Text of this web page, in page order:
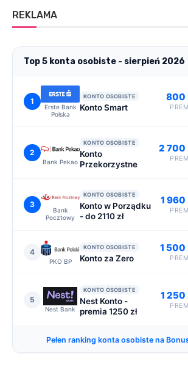
REKLAMA
Top 5 konta osobiste - sierpień 2026
1
Erste Bank
Polska
KONTO OSOBISTE
Konto Smart
800
2
Bank Pekao
KONTO OSOBISTE
Konto
Przekorzystne
2 700
3
Bank
Pocztowy
KONTO OSOBISTE
Konto w Porządku
- do 2110 zł
1 960
4
PKO BP
KONTO OSOBISTE
Konto za Zero
1 500
5
Nest Bank
KONTO OSOBISTE
Nest Konto -
premia 1250 zł
1 250
Pełen ranking konta osobiste na